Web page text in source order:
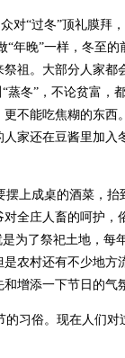
对“过冬”顶礼膜拜
年晚”一样，冬至
祖。大部分人家都
冬”，不论贫富，
不能吃焦糊的东西
家还在豆酱里加入
上成桌的酒菜，抬
全庄人畜的呵护，
为了祭祀土地，每
农村还有不少地方
增添一下节日的气
习俗。现在人们